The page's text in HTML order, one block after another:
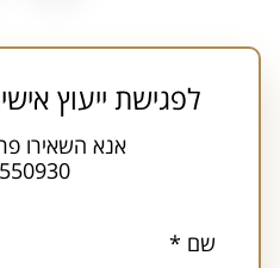
לפגישת ייעוץ
אנא השאירו